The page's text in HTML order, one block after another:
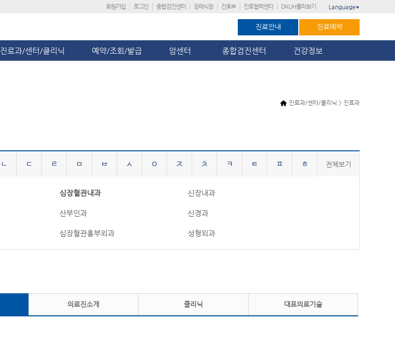
회원가입 로그인 종합검진센터 장례식장 간호부 진료협력센터 DKUH둘러보기 Language ▼
진료안내 진료예약
진료과/센터/클리닉 예약/조회/발급 암센터 종합검진센터 건강정보
진료과/센터/클리닉 > 진료과
ㄴ ㄷ ㄹ ㅁ ㅂ ㅅ ㅇ ㅈ ㅊ ㅋ ㅌ ㅍ ㅎ 전체보기
심장혈관내과 신장내과
산부인과 신경과
심장혈관흉부외과 성형외과
의료진소개 클리닉 대표의료기술